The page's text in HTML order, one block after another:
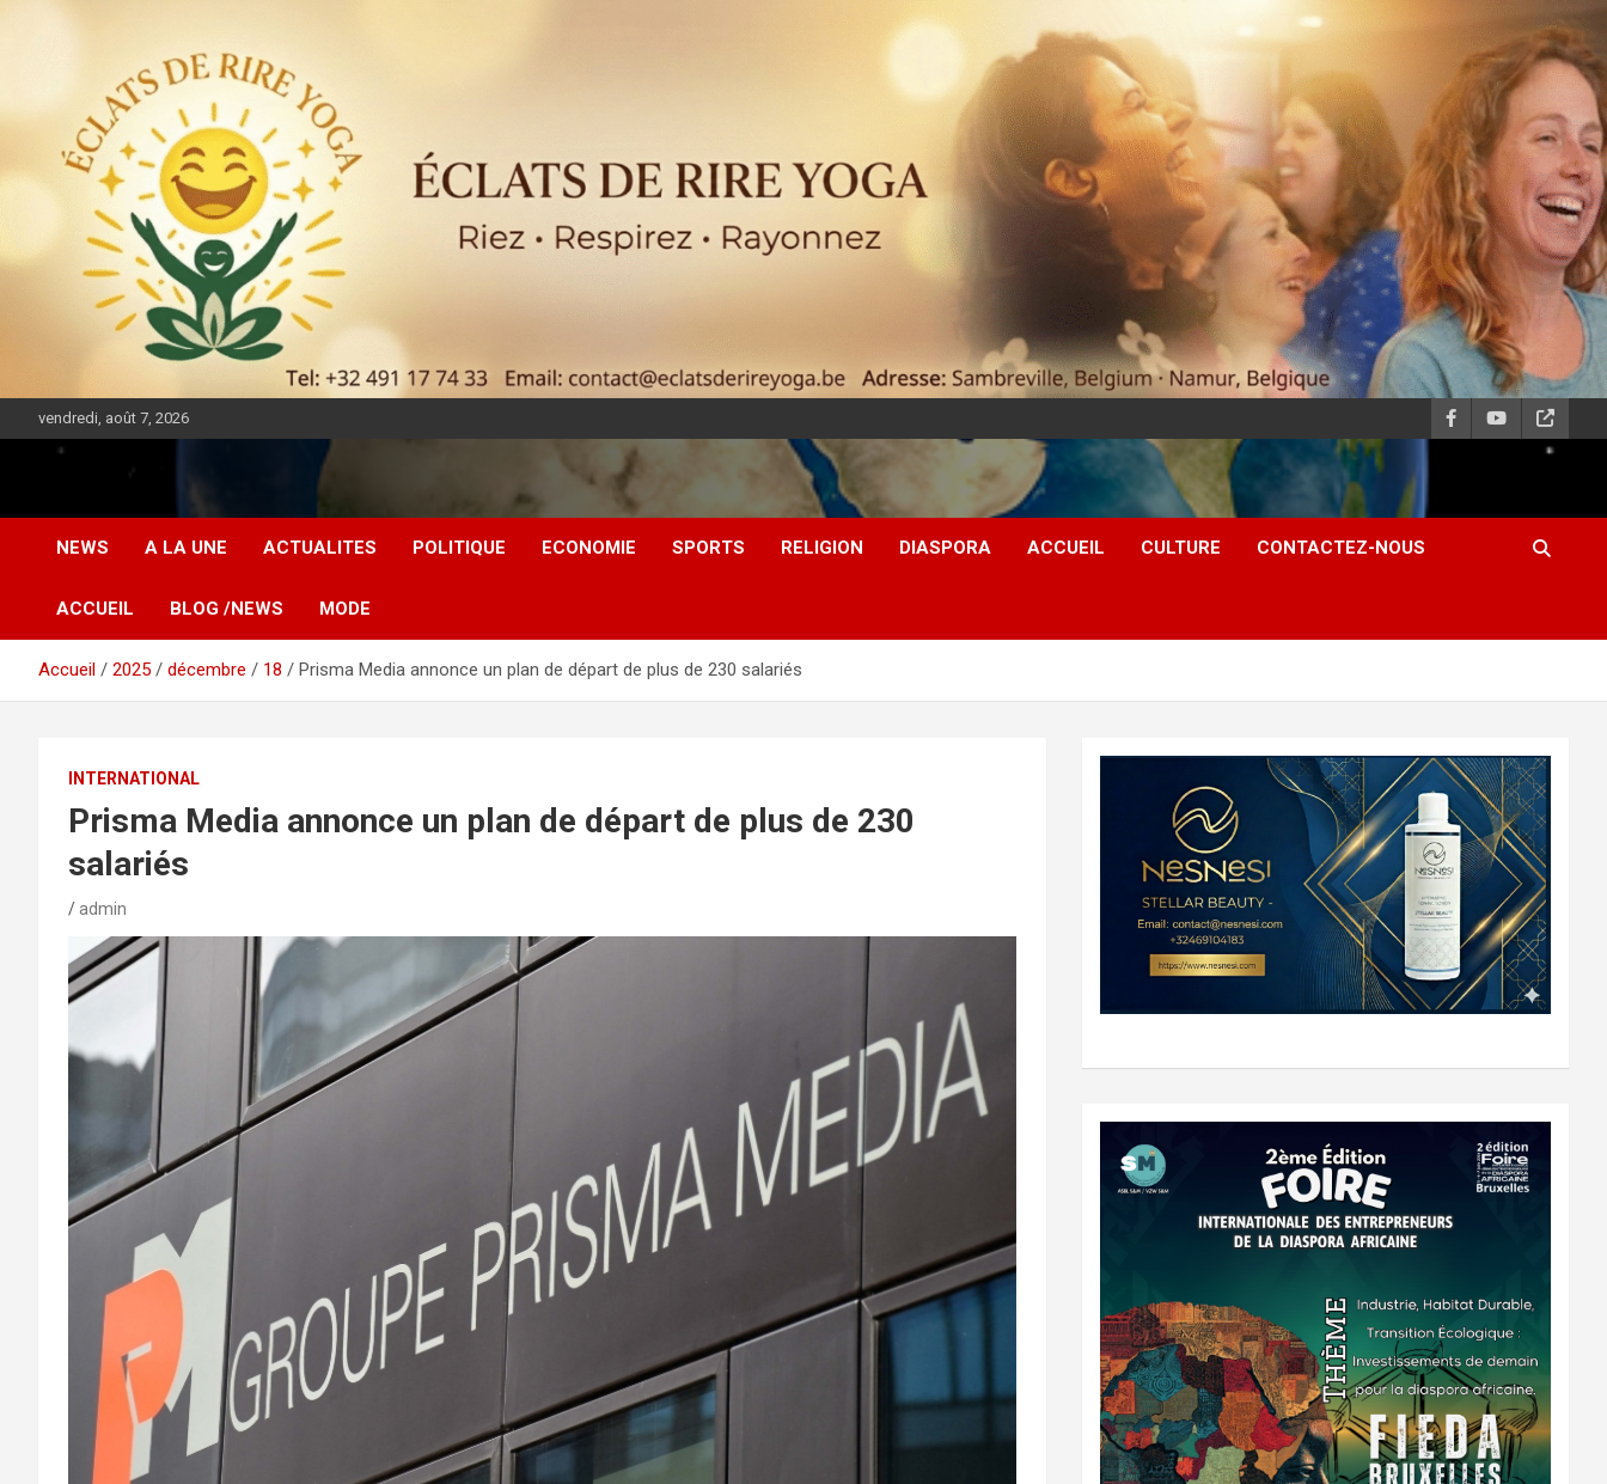
vendredi, août 7, 2026
DIASPORA PULSE
NEWS A LA UNE ACTUALITES POLITIQUE ECONOMIE SPORTS RELIGION DIASPORA ACCUEIL CULTURE CONTACTEZ-NOUS
ACCUEIL BLOG /NEWS MODE
Accueil 2025 décembre 18 Prisma Media annonce un plan de départ de plus de 230 salariés
INTERNATIONAL
Prisma Media annonce un plan de départ de plus de 230
salariés
admin